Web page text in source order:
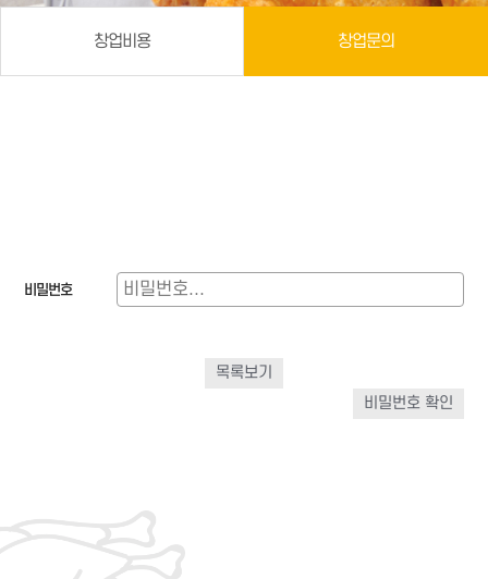
창업비용 창업문의
비밀번호
목록보기
비밀번호 확인